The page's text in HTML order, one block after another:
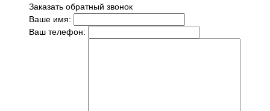
Заказать обратный звонок
Ваше имя:
Ваш телефон: